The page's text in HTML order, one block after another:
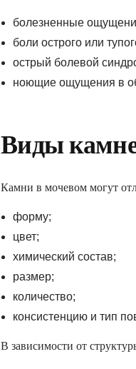
болезненные
боли острого или
острый болевой
ноющие ощущения в
Виды
Камни в мочевом могут
форму;
цвет;
химический состав;
размер;
количество;
консистенцию и тип
В зависимости от